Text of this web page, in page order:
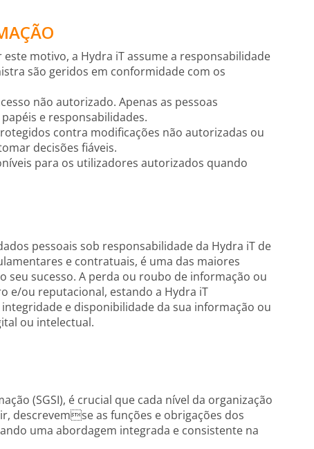
motivo, a Hydra iT assume a responsabilidade
são geridos em conformidade com os
não autorizado. Apenas as pessoas
e responsabilidades.
contra modificações não autorizadas ou
decisões fiáveis.
para os utilizadores autorizados quando
pessoais sob responsabilidade da Hydra iT de
e contratuais, é uma das maiores
seu sucesso. A perda ou roubo de informação ou
e/ou reputacional, estando a Hydra iT
e disponibilidade da sua informação ou
ou intelectual.
(SGSI), é crucial que cada nível da organização
descrevemse as funções e obrigações dos
uma abordagem integrada e consistente na